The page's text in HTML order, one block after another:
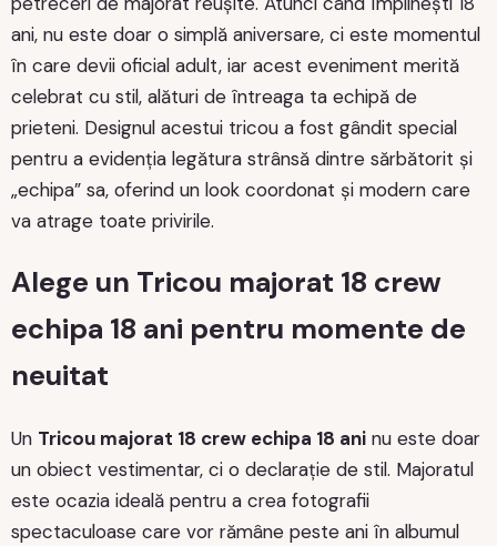
ani, nu este doar o simplă aniversare, ci este momentul
în care devii oficial adult, iar acest eveniment merită
celebrat cu stil, alături de întreaga ta echipă de
prieteni. Designul acestui tricou a fost gândit special
pentru a evidenția legătura strânsă dintre sărbătorit și
„echipa” sa, oferind un look coordonat și modern care
va atrage toate privirile.
Alege un Tricou majorat 18 crew
echipa 18 ani pentru momente de
neuitat
Un Tricou majorat 18 crew echipa 18 ani nu este doar
un obiect vestimentar, ci o declarație de stil. Majoratul
este ocazia ideală pentru a crea fotografii
spectaculoase care vor rămâne peste ani în albumul